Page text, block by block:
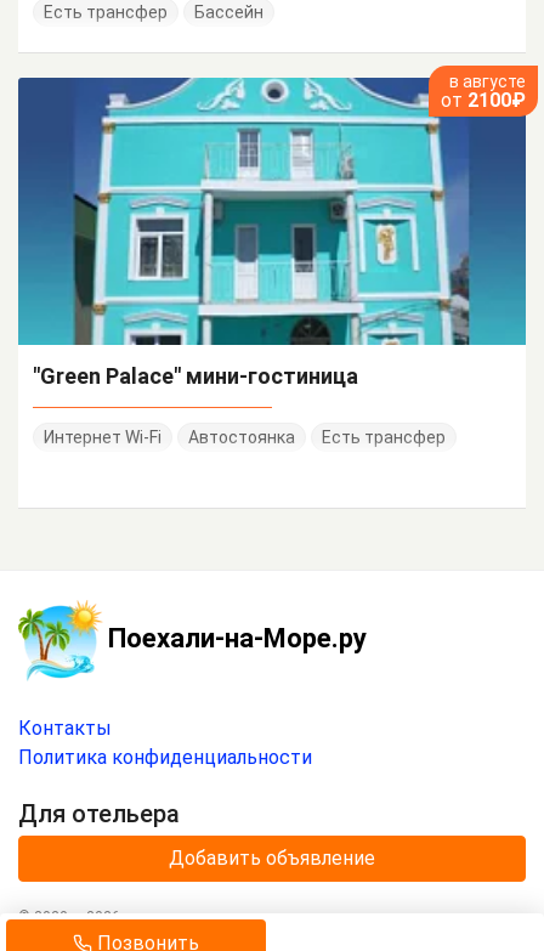
Позвонить
Есть трансфер
Бассейн
в августе
от 2100₽
"Green Palace" мини-гостиница
Интернет Wi-Fi Автостоянка Есть трансфер
Поехали-на-Море.ру
Контакты
Политика конфиденциальности
Для отельера
Добавить объявление
© 2020 —2026г.
Отдых на море с«Поехали-на-Море.ру»